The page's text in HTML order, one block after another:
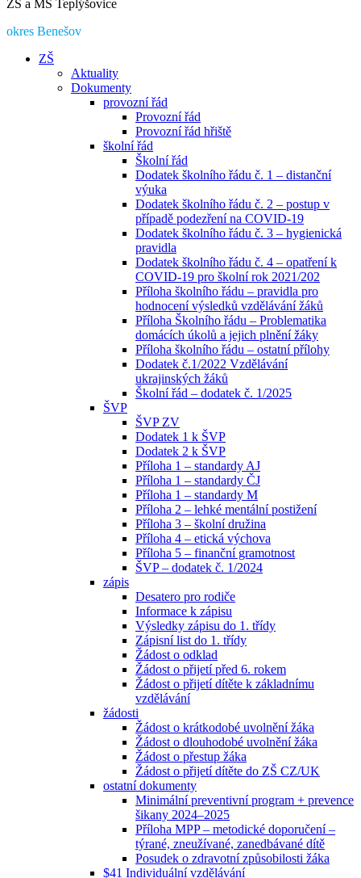
ZŠ a MŠ Teplýšovice
okres Benešov
ZŠ
Aktuality
Dokumenty
provozní řád
Provozní řád
Provozní řád hřiště
školní řád
Školní řád
Dodatek školního řádu č. 1 – distanční
výuka
Dodatek školního řádu č. 2 – postup v
případě podezření na COVID-19
Dodatek školního řádu č. 3 – hygienická
pravidla
Dodatek školního řádu č. 4 – opatření k
COVID-19 pro školní rok 2021/202
Příloha školního řádu – pravidla pro
hodnocení výsledků vzdělávání žáků
Příloha Školního řádu – Problematika
domácích úkolů a jejich plnění žáky
Příloha školního řádu – ostatní přílohy
Dodatek č.1/2022 Vzdělávání
ukrajinských žáků
Školní řád – dodatek č. 1/2025
ŠVP
ŠVP ZV
Dodatek 1 k ŠVP
Dodatek 2 k ŠVP
Příloha 1 – standardy AJ
Příloha 1 – standardy ČJ
Příloha 1 – standardy M
Příloha 2 – lehké mentální postižení
Příloha 3 – školní družina
Příloha 4 – etická výchova
Příloha 5 – finanční gramotnost
ŠVP – dodatek č. 1/2024
zápis
Desatero pro rodiče
Informace k zápisu
Výsledky zápisu do 1. třídy
Zápisní list do 1. třídy
Žádost o odklad
Žádost o přijetí před 6. rokem
Žádost o přijetí dítěte k základnímu
vzdělávání
žádosti
Žádost o krátkodobé uvolnění žáka
Žádost o dlouhodobé uvolnění žáka
Žádost o přestup žáka
Žádost o přijetí dítěte do ZŠ CZ/UK
ostatní dokumenty
Minimální preventivní program + prevence
šikany 2024–2025
Příloha MPP – metodické doporučení –
týrané, zneužívané, zanedbávané dítě
Posudek o zdravotní způsobilosti žáka
$41 Individuální vzdělávání